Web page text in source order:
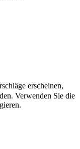
erscheinen,
Verwenden Sie die